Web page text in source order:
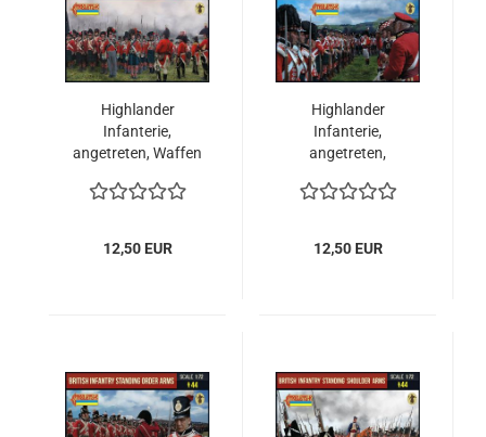
Highlander
Infanterie,
angetreten, Waffen
napoleonische
12,50 EUR
Highlander
Infanterie,
angetreten,
Epoche 1:72
12,50 EUR